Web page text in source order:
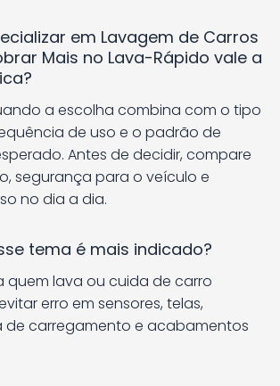
em Lavagem de Carros
Mais no Lava-Rápido vale a
a escolha combina com o tipo
de uso e o padrão de
Antes de decidir, compare
segurança para o veículo e
no dia a dia.
tema é mais indicado?
quem lava ou cuida de carro
erro em sensores, telas,
de carregamento e acabamentos